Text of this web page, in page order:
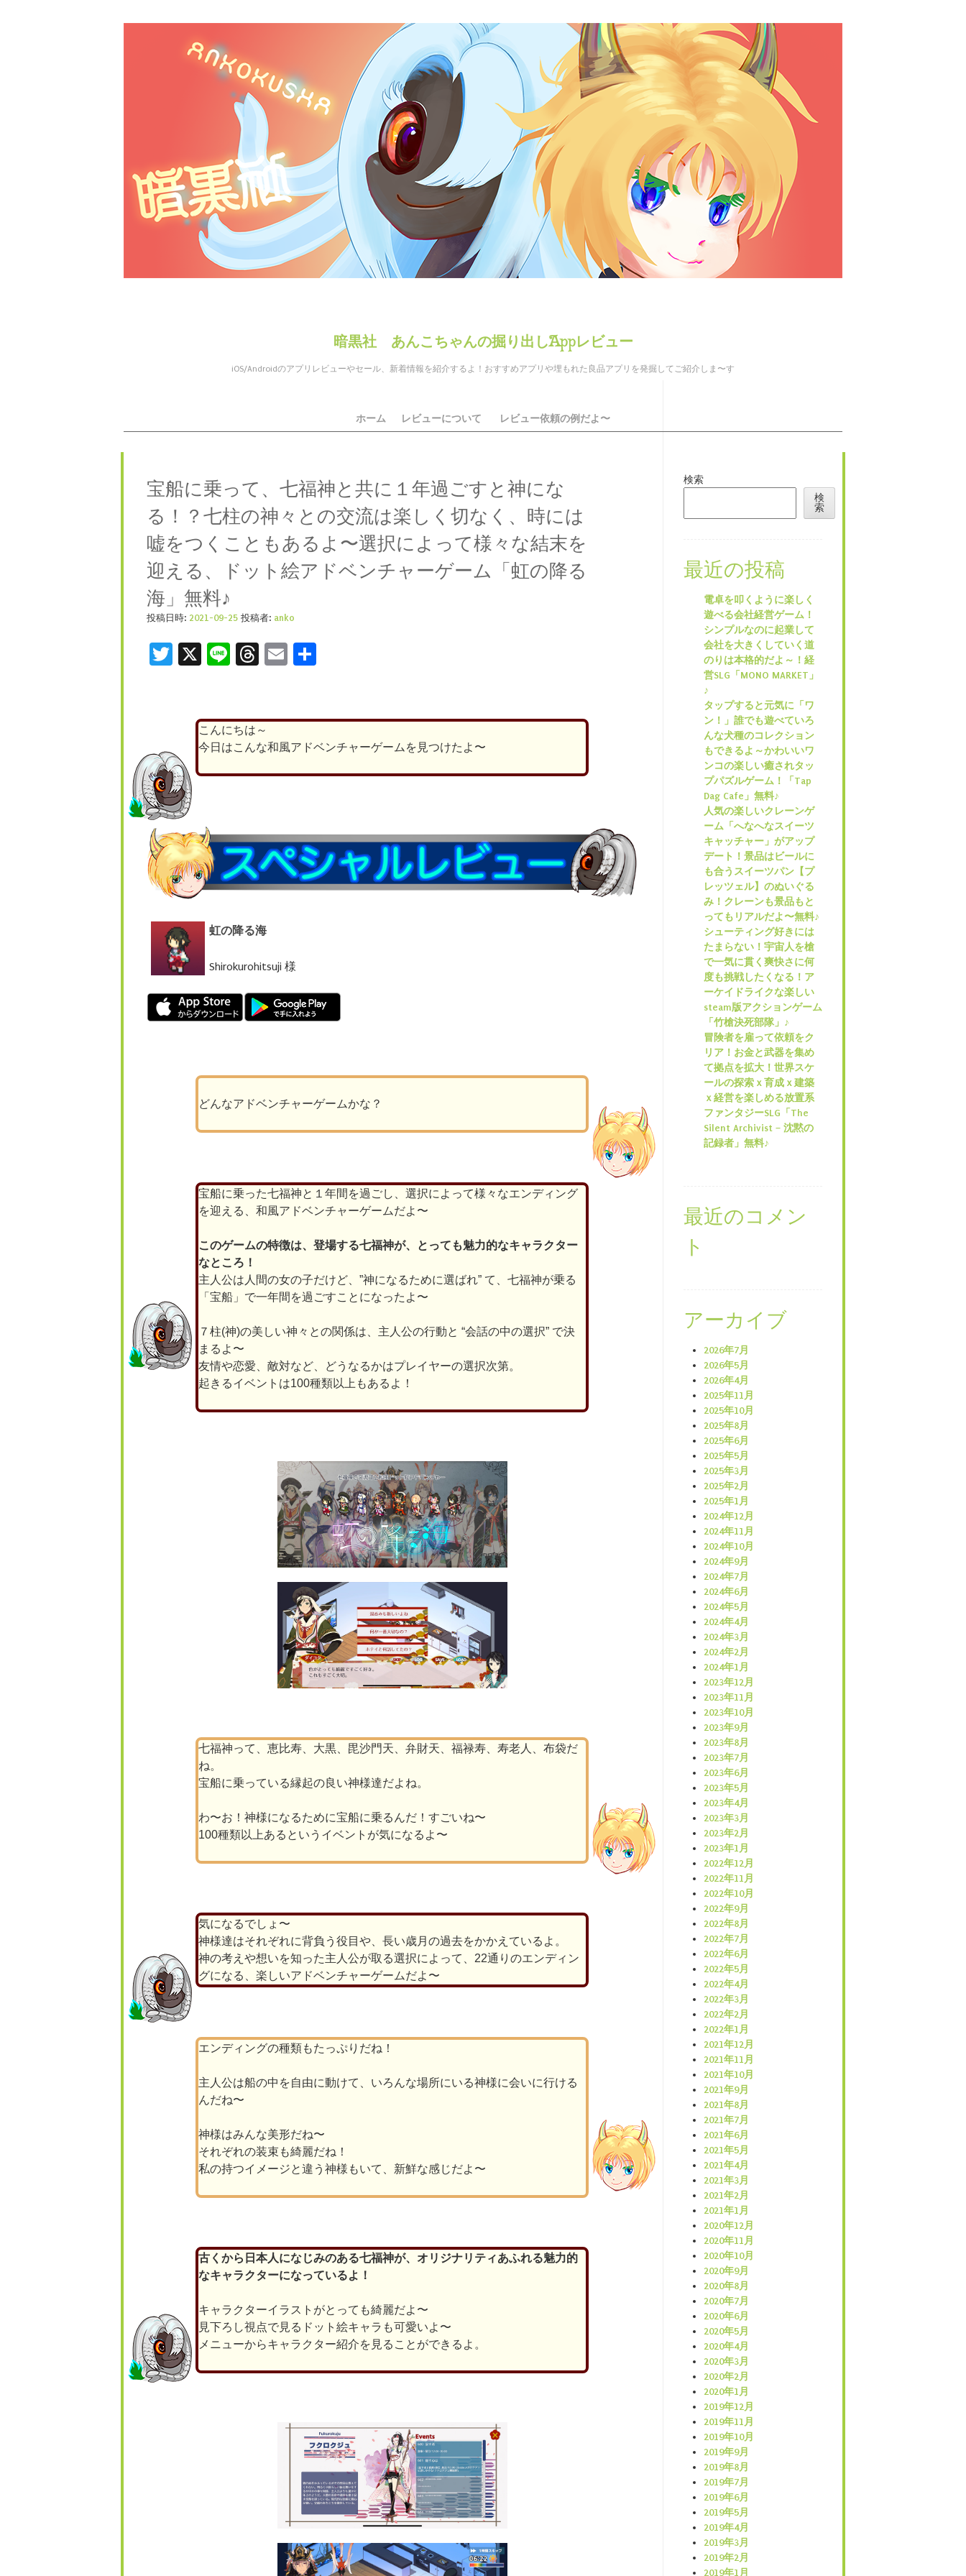
暗黒社 あんこちゃんの掘り出しAppレビュー
iOS/Androidのアプリレビューやセール、新着情報を紹介するよ！おすすめアプリや埋もれた良品アプリを発掘してご紹介しま〜す
メニュー ホーム レビューについて レビュー依頼の例だよ〜
宝船に乗って、七福神と共に１年過ごすと神にな
る！？七柱の神々との交流は楽しく切なく、時には
嘘をつくこともあるよ〜選択によって様々な結末を
迎える、ドット絵アドベンチャーゲーム「虹の降る
海」無料♪
投稿日時: 2021-09-25 投稿者: anko
Twitter
X LineThreads
Email
こんにちは～
今日はこんな和風アドベンチャーゲームを見つけたよ〜
虹の降る海
Shirokurohitsuji 様
どんなアドベンチャーゲームかな？
宝船に乗った七福神と１年間を過ごし、選択によって様々なエンディング
を迎える、和風アドベンチャーゲームだよ〜
このゲームの特徴は、登場する七福神が、とっても魅力的なキャラクター
なところ！
主人公は人間の女の子だけど、”神になるために選ばれ” て、七福神が乗る
「宝船」で一年間を過ごすことになったよ〜
７柱(神)の美しい神々との関係は、主人公の行動と “会話の中の選択” で決
まるよ〜
友情や恋愛、敵対など、どうなるかはプレイヤーの選択次第。
起きるイベントは100種類以上もあるよ！
七福神って、恵比寿、大黒、毘沙門天、弁財天、福禄寿、寿老人、布袋だ
ね。
宝船に乗っている縁起の良い神様達だよね。
わ〜お！神様になるために宝船に乗るんだ！すごいね〜
100種類以上あるというイベントが気になるよ〜
気になるでしょ〜
神様達はそれぞれに背負う役目や、長い歳月の過去をかかえているよ。
神の考えや想いを知った主人公が取る選択によって、22通りのエンディン
グになる、楽しいアドベンチャーゲームだよ〜
エンディングの種類もたっぷりだね！
主人公は船の中を自由に動けて、いろんな場所にいる神様に会いに行ける
んだね〜
神様はみんな美形だね〜
それぞれの装束も綺麗だね！
私の持つイメージと違う神様もいて、新鮮な感じだよ〜
古くから日本人になじみのある七福神が、オリジナリティあふれる魅力的
なキャラクターになっているよ！
キャラクターイラストがとっても綺麗だよ〜
見下ろし視点で見るドット絵キャラも可愛いよ〜
メニューからキャラクター紹介を見ることができるよ。
検索
検
索
最近の投稿
電卓を叩くように楽しく
遊べる会社経営ゲーム！
シンプルなのに起業して
会社を大きくしていく道
のりは本格的だよ～！経
営SLG「MONO MARKET」
♪
タップすると元気に「ワ
ン！」誰でも遊べていろ
んな犬種のコレクション
もできるよ～かわいいワ
ンコの楽しい癒されタッ
プパズルゲーム！「Tap
Dag Cafe」無料♪
人気の楽しいクレーンゲ
ーム「へなへなスイーツ
キャッチャー」がアップ
デート！景品はビールに
も合うスイーツパン【プ
レッツェル】のぬいぐる
み！クレーンも景品もと
ってもリアルだよ〜無料♪
シューティング好きには
たまらない！宇宙人を槍
で一気に貫く爽快さに何
度も挑戦したくなる！ア
ーケイドライクな楽しい
steam版アクションゲーム
「竹槍決死部隊」♪
冒険者を雇って依頼をク
リア！お金と武器を集め
て拠点を拡大！世界スケ
ールの探索ｘ育成ｘ建築
ｘ経営を楽しめる放置系
ファンタジーSLG「The
Silent Archivist – 沈黙の
記録者」無料♪
最近のコメン
ト
アーカイブ
2026年7月
2026年5月
2026年4月
2025年11月
2025年10月
2025年8月
2025年6月
2025年5月
2025年3月
2025年2月
2025年1月
2024年12月
2024年11月
2024年10月
2024年9月
2024年7月
2024年6月
2024年5月
2024年4月
2024年3月
2024年2月
2024年1月
2023年12月
2023年11月
2023年10月
2023年9月
2023年8月
2023年7月
2023年6月
2023年5月
2023年4月
2023年3月
2023年2月
2023年1月
2022年12月
2022年11月
2022年10月
2022年9月
2022年8月
2022年7月
2022年6月
2022年5月
2022年4月
2022年3月
2022年2月
2022年1月
2021年12月
2021年11月
2021年10月
2021年9月
2021年8月
2021年7月
2021年6月
2021年5月
2021年4月
2021年3月
2021年2月
2021年1月
2020年12月
2020年11月
2020年10月
2020年9月
2020年8月
2020年7月
2020年6月
2020年5月
2020年4月
2020年3月
2020年2月
2020年1月
2019年12月
2019年11月
2019年10月
2019年9月
2019年8月
2019年7月
2019年6月
2019年5月
2019年4月
2019年3月
2019年2月
2019年1月